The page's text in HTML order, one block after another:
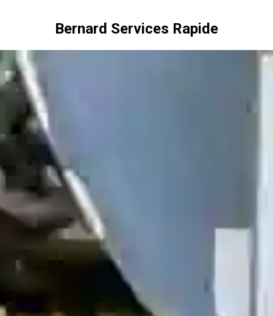
Bernard Services Rapide